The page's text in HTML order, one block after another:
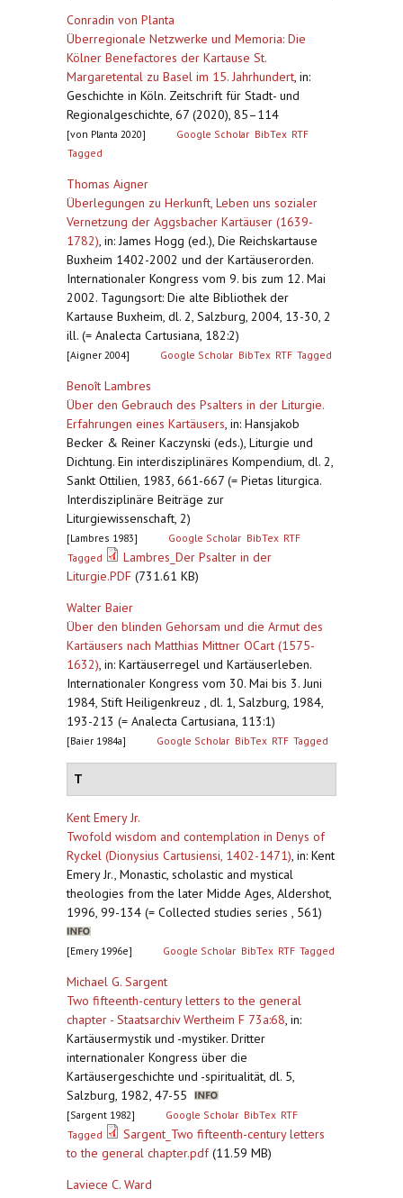
Conradin von Planta
Überregionale Netzwerke und Memoria: Die
Kölner Benefactores der Kartause St.
Margaretental zu Basel im 15. Jahrhundert, in:
Geschichte in Köln. Zeitschrift für Stadt- und
Regionalgeschichte, 67 (2020), 85–114
[von Planta 2020] Google Scholar BibTex RTF
Tagged
Thomas Aigner
Überlegungen zu Herkunft, Leben uns sozialer
Vernetzung der Aggsbacher Kartäuser (1639-
1782), in: James Hogg (ed.), Die Reichskartause
Buxheim 1402-2002 und der Kartäuserorden.
Internationaler Kongress vom 9. bis zum 12. Mai
2002. Tagungsort: Die alte Bibliothek der
Kartause Buxheim, dl. 2, Salzburg, 2004, 13-30, 2
ill. (= Analecta Cartusiana, 182:2)
[Aigner 2004] Google Scholar BibTex RTF Tagged
Benoît Lambres
Über den Gebrauch des Psalters in der Liturgie.
Erfahrungen eines Kartäusers, in: Hansjakob
Becker & Reiner Kaczynski (eds.), Liturgie und
Dichtung. Ein interdisziplinäres Kompendium, dl. 2,
Sankt Ottilien, 1983, 661-667 (= Pietas liturgica.
Interdisziplinäre Beiträge zur
Liturgiewissenschaft, 2)
[Lambres 1983] Google Scholar BibTex RTF
Tagged
Lambres_Der Psalter in der
Liturgie.PDF (731.61 KB)
Walter Baier
Über den blinden Gehorsam und die Armut des
Kartäusers nach Matthias Mittner OCart (1575-
1632), in: Kartäuserregel und Kartäuserleben.
Internationaler Kongress vom 30. Mai bis 3. Juni
1984, Stift Heiligenkreuz , dl. 1, Salzburg, 1984,
193-213 (= Analecta Cartusiana, 113:1)
[Baier 1984a] Google Scholar BibTex RTF Tagged
T
Kent Emery Jr.
Twofold wisdom and contemplation in Denys of
Ryckel (Dionysius Cartusiensi, 1402-1471), in: Kent
Emery Jr., Monastic, scholastic and mystical
theologies from the later Midde Ages, Aldershot,
1996, 99-134 (= Collected studies series , 561)
[Emery 1996e] Google Scholar BibTex RTF Tagged
Michael G. Sargent
Two fifteenth-century letters to the general
chapter - Staatsarchiv Wertheim F 73a:68, in:
Kartäusermystik und -mystiker. Dritter
internationaler Kongress über die
Kartäusergeschichte und -spiritualität, dl. 5,
Salzburg, 1982, 47-55
[Sargent 1982] Google Scholar BibTex RTF
Tagged
Sargent_Two fifteenth-century letters
to the general chapter.pdf(11.59 MB)
Laviece C. Ward